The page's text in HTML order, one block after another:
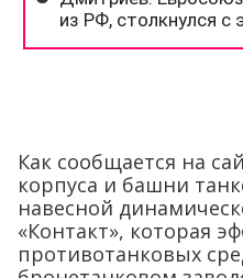
Как сообщается на
корпуса и башни
навесной
«Контакт», которая
противотанковых